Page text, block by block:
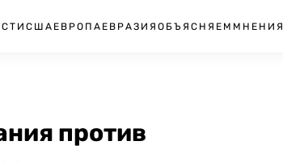
США ЕВРОПА ЕВРАЗИЯ ОБЪЯСНЯЕМ МНЕНИЯ
против